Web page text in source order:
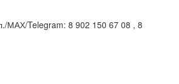
МАХ/Telegram: 8 902 150 67 08 , 8